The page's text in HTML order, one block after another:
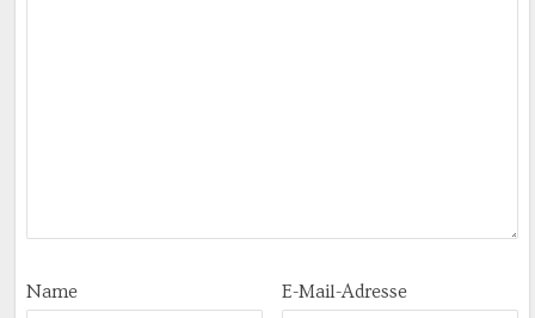
Name E-Mail-Adresse